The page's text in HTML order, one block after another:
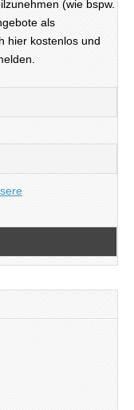
(wie bspw.
als
hier kostenlos und